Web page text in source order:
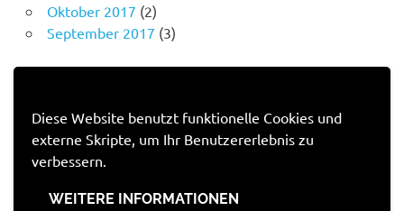
Diese Website benutzt funktionelle Cookies und
externe Skripte, um Ihr Benutzererlebnis zu
verbessern.
WEITERE INFORMATIONEN
Oktober 2017 (2)
September 2017 (3)
Impressum
Datenschutzerklärung